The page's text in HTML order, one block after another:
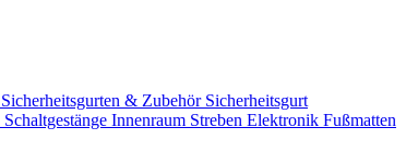
Sicherheitsgurten & Zubehör Sicherheitsgurt
Schaltgestänge Innenraum Streben Elektronik Fußmatten